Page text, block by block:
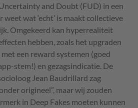
and Doubt (FUD) in een
wat ‘echt’ is maakt collectieve
Omgekeerd kan hyperrealiteit
hebben, zoals het upgraden
een reward systemen (goed
stem!) en gezagsindicatie. De
Jean Baudrillard zag
origineel”, maar wij zouden
in Deep Fakes moeten kunnen